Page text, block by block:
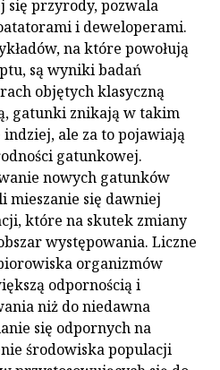
się przyrody, pozwala
i deweloperami.
na które powołują
są wyniki badań
objętych klasyczną
gatunki znikają w takim
ale za to pojawiają
gatunkowej.
nowych gatunków
mieszanie się dawniej
które na skutek zmiany
występowania. Liczne
organizmów
odpornością i
niż do niedawna
się odpornych na
środowiska populacji